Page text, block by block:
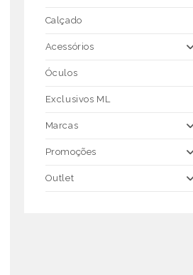
Calçado
Acessórios
Óculos
Exclusivos ML
Marcas
Promoções
Outlet